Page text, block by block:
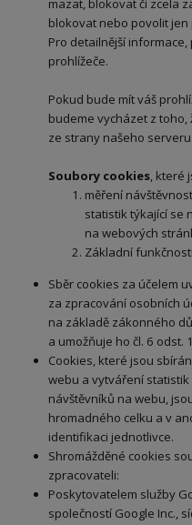
blokovat nebo povolit
Pro detailnější
prohlížeče.
Pokud bude mít váš
budeme vycházet z
ze strany našeho
Soubory cookies ,
měření
statistik týkající se
na webových
Základní
Sběr cookies za účelem
za zpracování osobních
na základě zákonného
a umožňuje ho čl. 6 odst.
Cookies, které jsou
webu a vytváření
návštěvníků na webu,
hromadného celku a v
identifikaci jednotlivce.
Shromážděné cookies
zpracovateli:
Poskytovatelem služby
společností Google Inc.,